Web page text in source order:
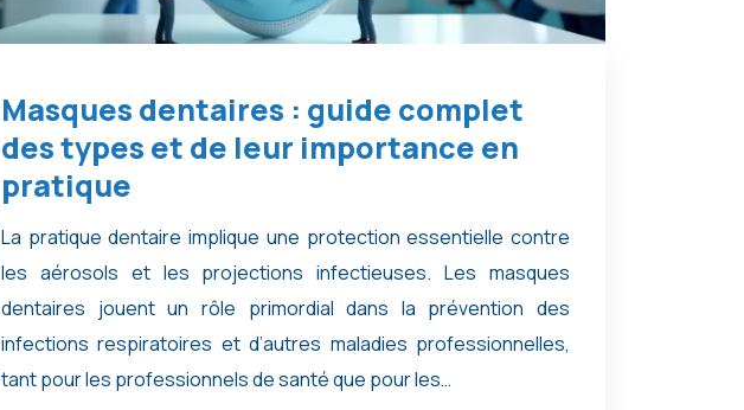
Masques dentaires : guide complet
des types et de leur importance en
pratique
La pratique dentaire implique une protection essentielle contre
les aérosols et les projections infectieuses. Les masques
dentaires jouent un rôle primordial dans la prévention des
infections respiratoires et d’autres maladies professionnelles,
tant pour les professionnels de santé que pour les…